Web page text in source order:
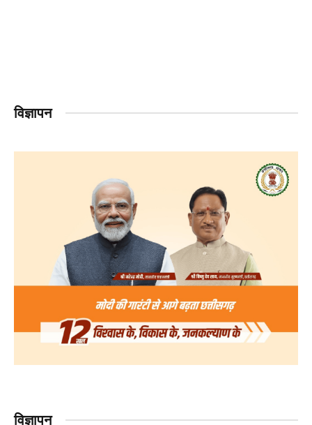
विज्ञापन
विज्ञापन